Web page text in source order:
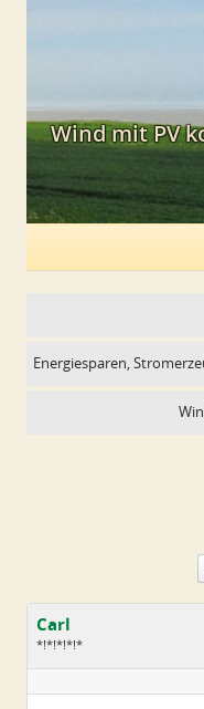
Wind mit PV
Energiesparen,
Carl
*!*!*!*!*
Geschlecht:
Beiträge:
5224